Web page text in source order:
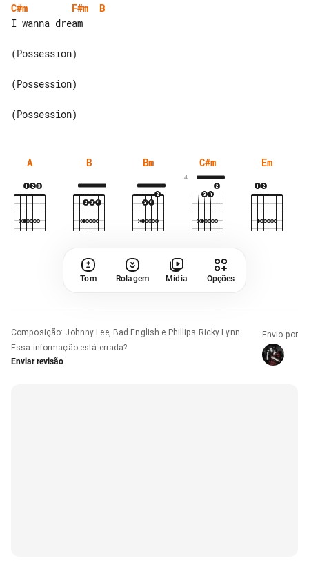
C#m
F#m
B
I wanna dream
(Possession)
(Possession)
A B Bm C#m
4
Em
Tom Rolagem Mídia Opções
Composição: Johnny Lee, Bad English e Phillips Ricky Lynn
Essa informação está errada?
Enviar revisão
Envio por